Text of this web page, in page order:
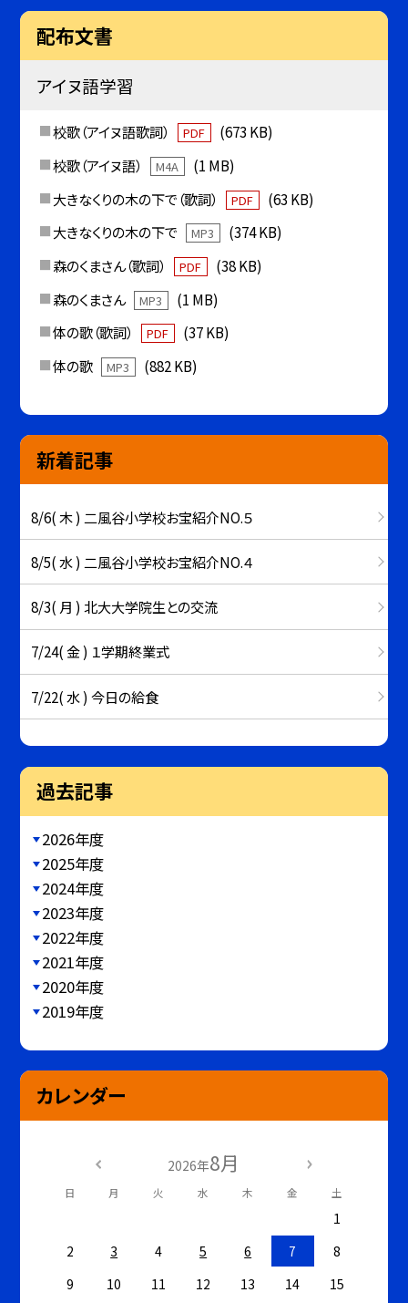
配布文書
アイヌ語学習
校歌（アイヌ語歌詞） PDF
(673 KB)
校歌（アイヌ語）
M4A
(1 MB)
大きなくりの木の下で（歌詞）
PDF
(63 KB)
大きなくりの木の下で
MP3
(374 KB)
森のくまさん（歌詞）
PDF
(38 KB)
森のくまさん
MP3
(1 MB)
体の歌（歌詞）
PDF
(37 KB)
体の歌
MP3 (882 KB)
新着記事
8/6( 木 ) 二風谷小学校お宝紹介NO.５
8/5( 水 ) 二風谷小学校お宝紹介NO.４
8/3( 月 ) 北大大学院生との交流
7/24( 金 ) １学期終業式
7/22( 水 ) 今日の給食
過去記事
2026年度
2025年度
2024年度
2023年度
2022年度
2021年度
2020年度
2019年度
カレンダー
2026年8月
日 月 火 水 木 金 土
1
2
3 4 5 6 7
8
9
10 11 12 13 14
15